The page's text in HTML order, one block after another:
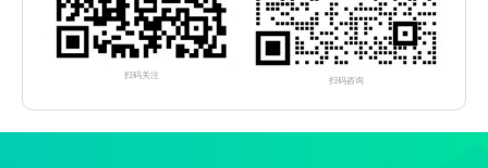
扫码关注 扫码咨询